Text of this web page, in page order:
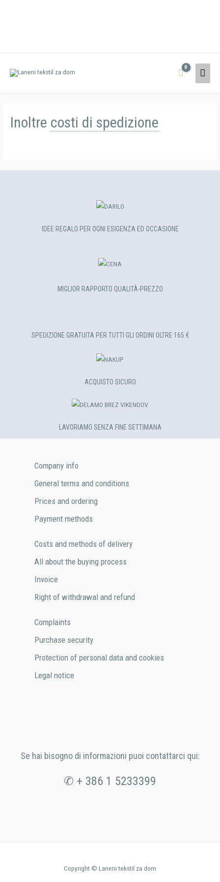
Inoltre costi di spedizione
IDEE REGALO PER OGNI ESIGENZA ED OCCASIONE
MIGLIOR RAPPORTO QUALITÀ-PREZZO
SPEDIZIONE GRATUITA PER TUTTI GLI ORDINI OLTRE 165 €
ACQUISTO SICURO
LAVORIAMO SENZA FINE SETTIMANA
Сompany info
General terms and conditions
Prices and ordering
Payment methods
Costs and methods of delivery
All about the buying process
Invoice
Right of withdrawal and refund
Complaints
Purchase security
Protection of personal data and cookies
Legal notice
Se hai bisogno di informazioni puoi contattarci qui:
✆ + 386 1 5233399
Copyright © Laneni tekstil za dom